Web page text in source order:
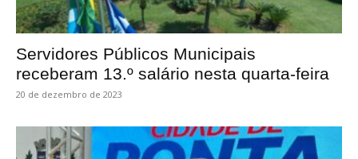
Servidores Públicos Municipais
receberam 13.º salário nesta quarta-feira
20 de dezembro de 2023